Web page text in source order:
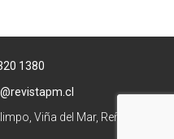
1380
Viña del Mar, Reñaca